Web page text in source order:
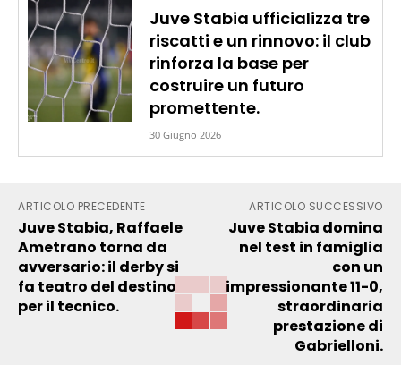
Juve Stabia ufficializza tre
riscatti e un rinnovo: il club
rinforza la base per
costruire un futuro
promettente.
30 Giugno 2026
ARTICOLO PRECEDENTE
Juve Stabia, Raffaele
Ametrano torna da
avversario: il derby si
fa teatro del destino
per il tecnico.
ARTICOLO SUCCESSIVO
Juve Stabia domina
nel test in famiglia
con un
impressionante 11-0,
straordinaria
prestazione di
Gabrielloni.